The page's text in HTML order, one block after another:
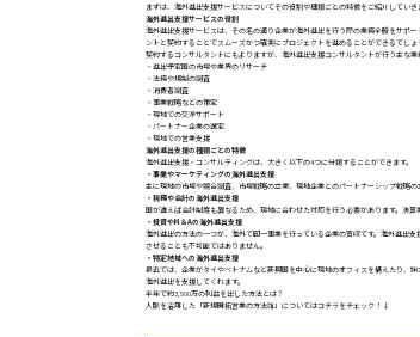
まずは、海外進出支援サービスについてその役割や種類ごとの特徴をご紹介していき
海外進出支援サービスの役割
海外進出支援サービスは、その名の通り企業が海外進出を行う際の業務全般をサポ
ントと契約することでスムーズかつ確実にプロジェクトを進めることができるでしょ
契約するコンサルタントにもよりますが、海外進出支援コンサルタントが行う主な業
・進出予定国の市場や業界のリサーチ
・法務や規制の調査
・消費者調査
・事業戦略などの策定
・現地での交渉サポート
・パートナー企業の選定
・現地での営業支援
海外進出支援の種類ごとの特徴
海外進出支援・コンサルティングは、大きく以下の4つに分類することができます。
・事業やマーケティングの海外進出支援
主に現地の市場や競合調査、市場戦略の立案、現地企業とのパートナーシップ戦略
・税務や会計の海外進出支援
国が違えば会計制度も異なるため、現地に合わせた対応を行う必要があります。決
・投資やM＆Aの海外進出支援
海外進出の方法の一つが、海外で同一事業を行っている企業の買収です。海外進出
させることも不可能ではありません。
・特定地域への海外進出支援
最近では、企業がタイやベトナムなど新興国を中心に現地のオフィスを構えたり、
海外進出を支援してくれます。
半年で約3,500万の利益を出した方法とは？
人脈を活用した「新規開拓営業の方法論」についてはコチラをチェック！↓